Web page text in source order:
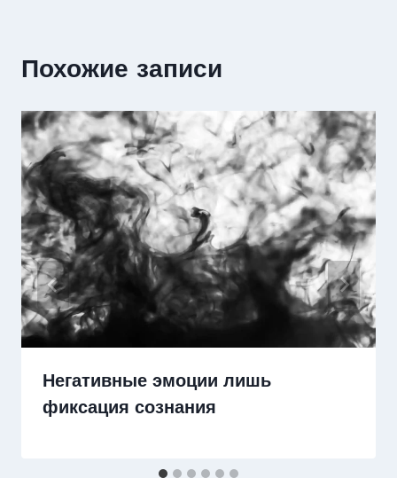
Похожие записи
Негативные эмоции лишь
фиксация сознания